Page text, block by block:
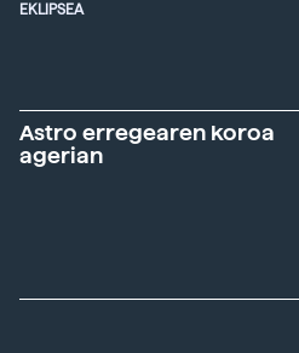
EKLIPSEA
Astro erregearen koroa
agerian